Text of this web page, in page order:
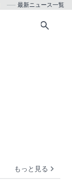
最新ニュース一覧
もっと見る